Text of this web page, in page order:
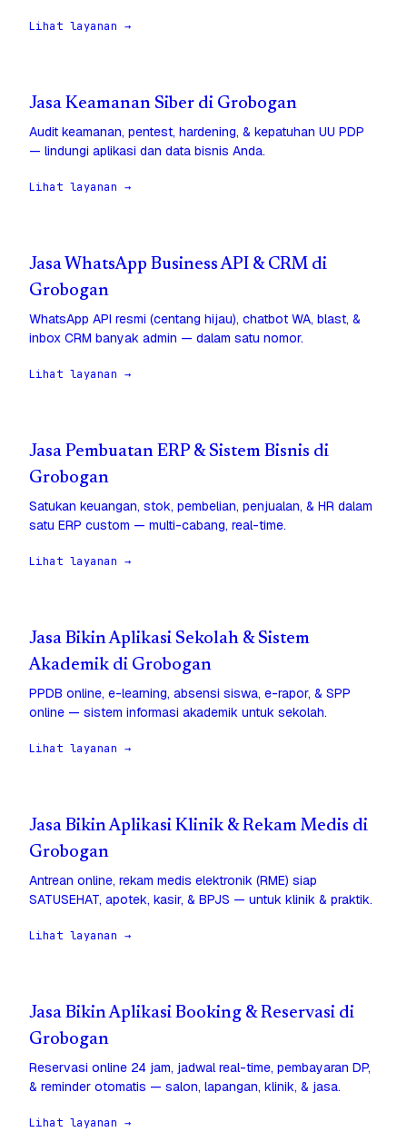
Lihat layanan →
Jasa Keamanan Siber di Grobogan
Audit keamanan, pentest, hardening, & kepatuhan UU PDP
— lindungi aplikasi dan data bisnis Anda.
Lihat layanan →
Jasa WhatsApp Business API & CRM di
Grobogan
WhatsApp API resmi (centang hijau), chatbot WA, blast, &
inbox CRM banyak admin — dalam satu nomor.
Lihat layanan →
Jasa Pembuatan ERP & Sistem Bisnis di
Grobogan
Satukan keuangan, stok, pembelian, penjualan, & HR dalam
satu ERP custom — multi-cabang, real-time.
Lihat layanan →
Jasa Bikin Aplikasi Sekolah & Sistem
Akademik di Grobogan
PPDB online, e-learning, absensi siswa, e-rapor, & SPP
online — sistem informasi akademik untuk sekolah.
Lihat layanan →
Jasa Bikin Aplikasi Klinik & Rekam Medis di
Grobogan
Antrean online, rekam medis elektronik (RME) siap
SATUSEHAT, apotek, kasir, & BPJS — untuk klinik & praktik.
Lihat layanan →
Jasa Bikin Aplikasi Booking & Reservasi di
Grobogan
Reservasi online 24 jam, jadwal real-time, pembayaran DP,
& reminder otomatis — salon, lapangan, klinik, & jasa.
Lihat layanan →